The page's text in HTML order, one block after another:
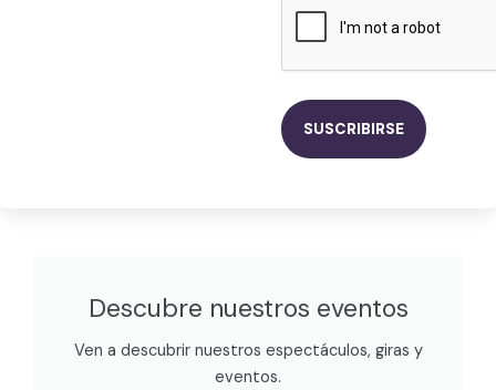
Descubre nuestros eventos
Ven a descubrir nuestros espectáculos, giras y
eventos.